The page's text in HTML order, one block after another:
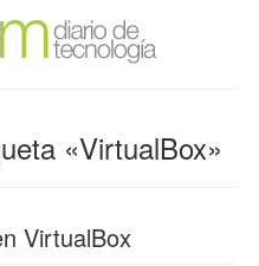
«VirtualBox»
VirtualBox